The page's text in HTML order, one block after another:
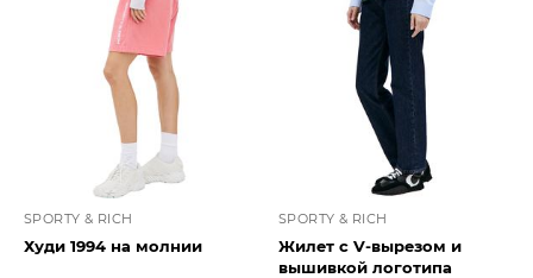
SPORTY & RICH
Худи 1994 на молнии
SPORTY & RICH
Жилет с V-вырезом и
вышивкой логотипа